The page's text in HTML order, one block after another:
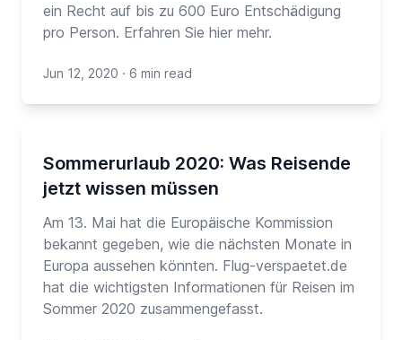
ein Recht auf bis zu 600 Euro Entschädigung
pro Person. Erfahren Sie hier mehr.
Jun 12, 2020 · 6 min read
Sommerurlaub 2020: Was Reisende
jetzt wissen müssen
Am 13. Mai hat die Europäische Kommission
bekannt gegeben, wie die nächsten Monate in
Europa aussehen könnten. Flug-verspaetet.de
hat die wichtigsten Informationen für Reisen im
Sommer 2020 zusammengefasst.